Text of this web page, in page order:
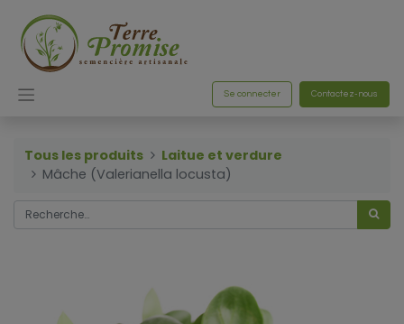
Se connecter Contactez-nous
Tous les produits
Laitue et verdure
Mâche (Valerianella locusta)